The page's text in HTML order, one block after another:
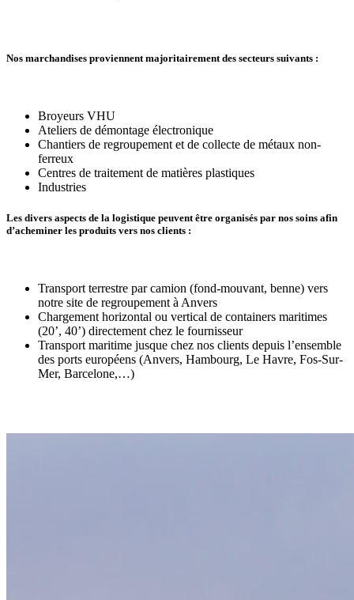
Nos marchandises proviennent majoritairement des secteurs suivants :
Broyeurs VHU
Ateliers de démontage électronique
Chantiers de regroupement et de collecte de métaux non-
ferreux
Centres de traitement de matières plastiques
Industries
Les divers aspects de la logistique peuvent être organisés par nos soins afin
d’acheminer les produits vers nos clients :
Transport terrestre par camion (fond-mouvant, benne) vers
notre site de regroupement à Anvers
Chargement horizontal ou vertical de containers maritimes
(20’, 40’) directement chez le fournisseur
Transport maritime jusque chez nos clients depuis l’ensemble
des ports européens (Anvers, Hambourg, Le Havre, Fos-Sur-
Mer, Barcelone,…)